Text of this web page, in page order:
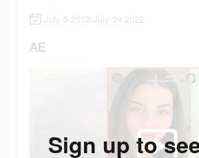
July 5 2022-July 29 2022
AE
Sign up to